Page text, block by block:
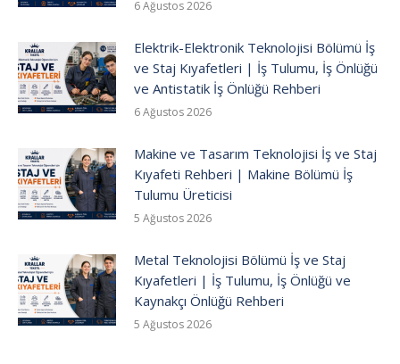
6 Ağustos 2026
Elektrik-Elektronik Teknolojisi Bölümü İş
ve Staj Kıyafetleri | İş Tulumu, İş Önlüğü
ve Antistatik İş Önlüğü Rehberi
6 Ağustos 2026
Makine ve Tasarım Teknolojisi İş ve Staj
Kıyafeti Rehberi | Makine Bölümü İş
Tulumu Üreticisi
5 Ağustos 2026
Metal Teknolojisi Bölümü İş ve Staj
Kıyafetleri | İş Tulumu, İş Önlüğü ve
Kaynakçı Önlüğü Rehberi
5 Ağustos 2026